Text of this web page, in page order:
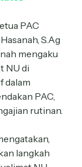
PAC
S.Ag
mengaku
NU di
dalam
PAC,
rutinan.
langkah